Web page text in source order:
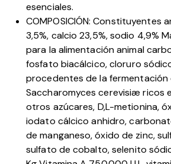
esenciales.
COMPOSICIÓN: Constituyentes
3,5%, calcio 23,5%, sodio 4,9%
para la alimentación animal
fosfato biacálcico, cloruro
procedentes de la fermentación
Saccharomyces cerevisiæ ricos
otros azúcares, D,L-metionina,
iodato cálcico anhidro,
de manganeso, óxido de zinc,
sulfato de cobalto, selenito